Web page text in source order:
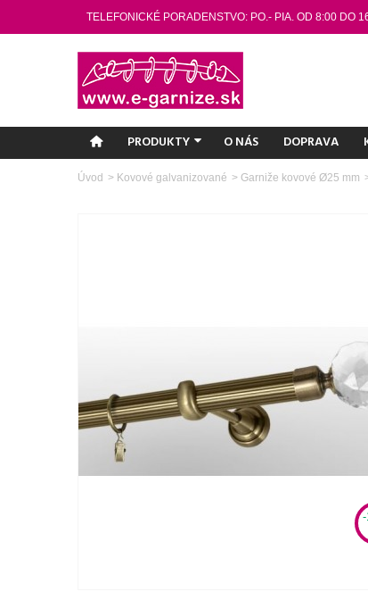
TELEFONICKÉ PORADENSTVO: PO.- PIA. OD 8:00 DO
PRODUKTY O NÁS DOPRAVA
Úvod > Kovové galvanizované > Garniže kovové Ø25 mm